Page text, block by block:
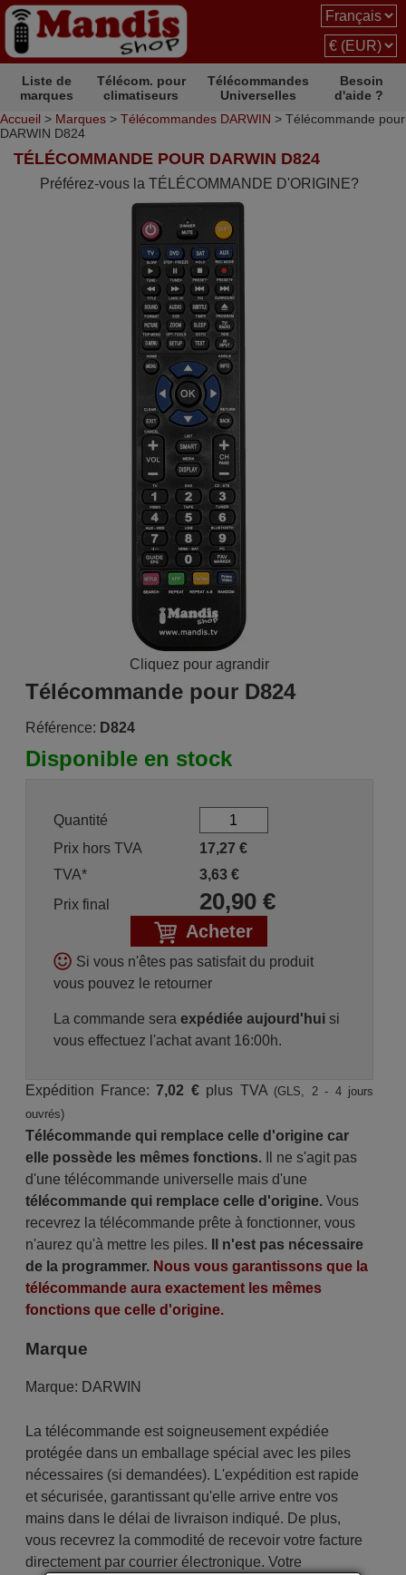
Liste de
marques
Télécom. pour
climatiseurs
Télécommandes
Universelles
Besoin
d'aide ?
Accueil > Marques > Télécommandes DARWIN > Télécommande pour
DARWIN D824
TÉLÉCOMMANDE POUR DARWIN D824
Préférez-vous la TÉLÉCOMMANDE D'ORIGINE?
Cliquez pour agrandir
Télécommande pour D824
Référence: D824
Disponible en stock
Quantité
Prix hors TVA
17,27 €
TVA*
3,63€
Prix final
20,90€
Acheter
Si vous n'êtes pas satisfait du produit
vous pouvez le retourner
La commande sera expédiée aujourd'huisi
vous effectuez l'achat avant 16:00h.
Expédition France:7,02 €plus TVA (GLS, 2 - 4 jours
ouvrés)
Télécommande qui remplace celle d'origine car
elle possède les mêmes fonctions.Il ne s'agit pas
d'une télécommande universelle mais d'une
télécommande qui remplace celle d'origine.Vous
recevrez la télécommande prête à fonctionner, vous
n'aurez qu'à mettre les piles.
Il n'est pas nécessaire
de la programmer. Nous vous garantissons que la
télécommande aura exactement les mêmes
fonctions que celle d'origine.
Marque
Marque: DARWIN
La télécommande est soigneusement expédiée
protégée dans un emballage spécial avec les piles
nécessaires (si demandées). L'expédition est rapide
et sécurisée, garantissant qu'elle arrive entre vos
mains dans le délai de livraison indiqué. De plus,
vous recevrez la commodité de recevoir votre facture
directement par courrier électronique. Votre